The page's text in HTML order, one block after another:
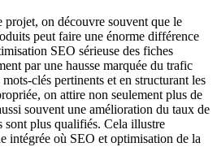
projet, on découvre souvent que le
peut faire une énorme différence
SEO sérieuse des fiches
par une hausse marquée du trafic
clés pertinents et en structurant les
on attire non seulement plus de
souvent une amélioration du taux de
sont plus qualifiés. Cela illustre
intégrée où SEO et optimisation de la